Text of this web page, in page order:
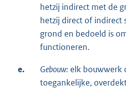
hetzij indirect met de
hetzij direct of indirect
grond en bedoeld is
functioneren.
e. Gebouw: elk bouwwerk
toegankelijke,